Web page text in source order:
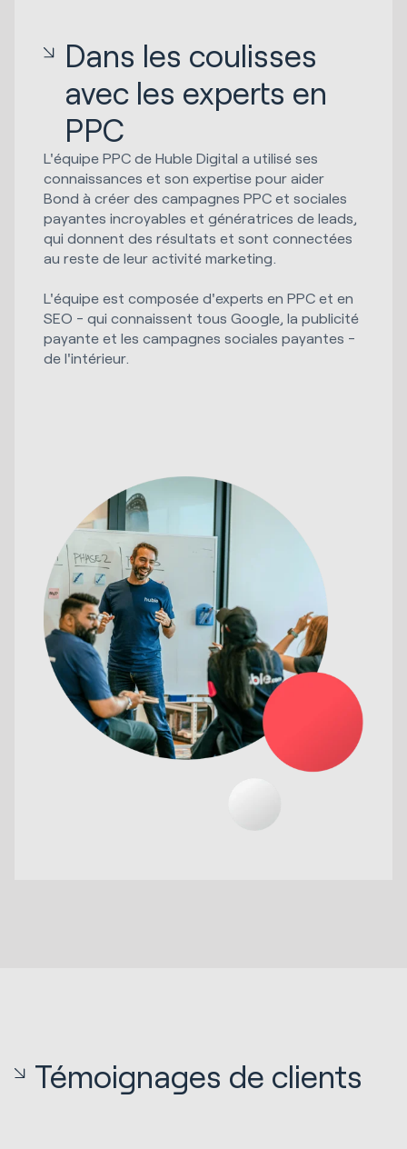
Dans les coulisses
avec les experts en
PPC
L'équipe PPC de Huble Digital a utilisé ses
connaissances et son expertise pour aider
Bond à créer des campagnes PPC et sociales
payantes incroyables et génératrices de leads,
qui donnent des résultats et sont connectées
au reste de leur activité marketing.
L'équipe est composée d'experts en PPC et en
SEO - qui connaissent tous Google, la publicité
payante et les campagnes sociales payantes -
de l'intérieur.
Témoignages de clients